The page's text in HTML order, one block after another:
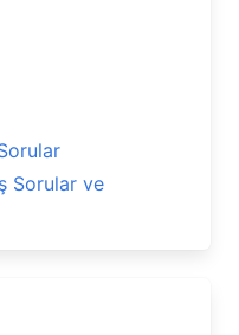
Sorular ve